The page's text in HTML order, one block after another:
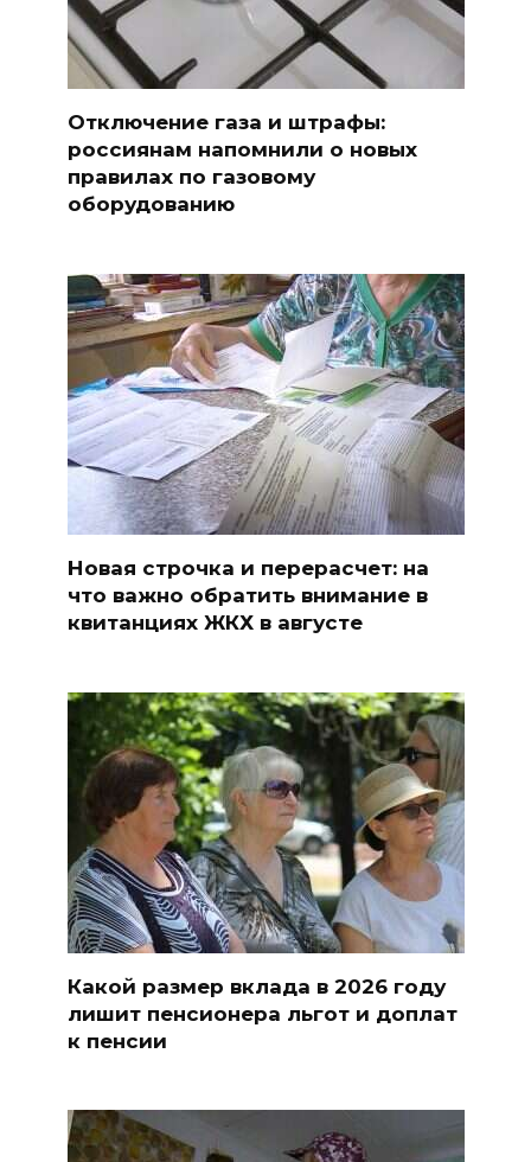
Отключение газа и штрафы:
россиянам напомнили о новых
правилах по газовому
оборудованию
Новая строчка и перерасчет: на
что важно обратить внимание в
квитанциях ЖКХ в августе
Какой размер вклада в 2026 году
лишит пенсионера льгот и доплат
к пенсии